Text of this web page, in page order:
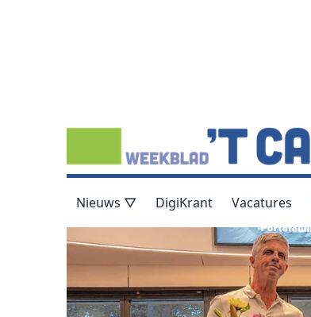
Nieuws ▽ DigiKrant Vacatures